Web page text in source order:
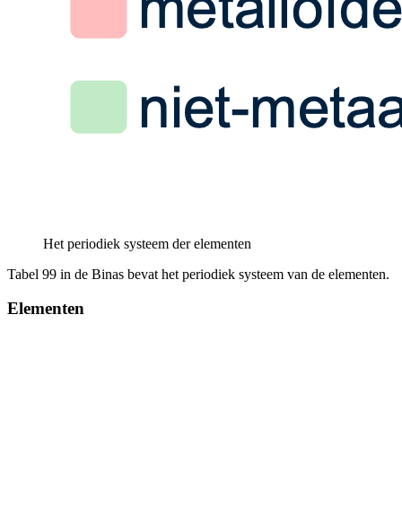
Het periodiek systeem der elementen
Tabel 99 in de Binas bevat het periodiek systeem van de elementen.
Elementen